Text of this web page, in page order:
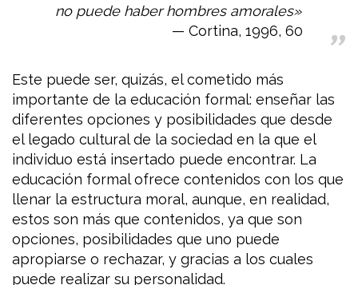
no puede haber hombres amorales»
Cortina, 1996, 60
Este puede ser, quizás, el cometido más
importante de la educación formal: enseñar las
diferentes opciones y posibilidades que desde
el legado cultural de la sociedad en la que el
individuo está insertado puede encontrar. La
educación formal ofrece contenidos con los que
llenar la estructura moral, aunque, en realidad,
estos son más que contenidos, ya que son
opciones, posibilidades que uno puede
apropiarse o rechazar, y gracias a los cuales
puede realizar su personalidad.